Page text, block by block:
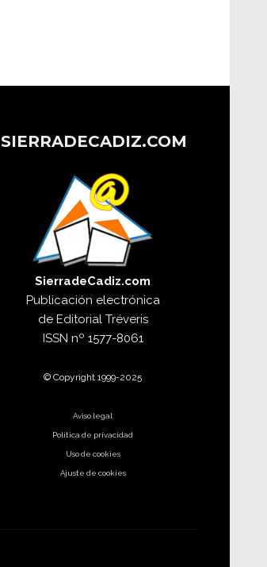
SIERRADECADIZ.COM
SierradeCadiz.com
Publicación electrónica
de Editorial Tréveris
ISSN nº 1577-8061
© Copyright 1999-2025
Aviso legal
Política de privacidad
Uso de cookies
Ajuste de cookies